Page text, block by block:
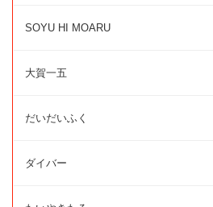
SOYU HI MOARU
大賀一五
だいだいふく
ダイバー